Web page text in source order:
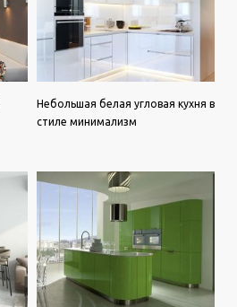
Небольшая белая угловая кухня в
стиле минимализм